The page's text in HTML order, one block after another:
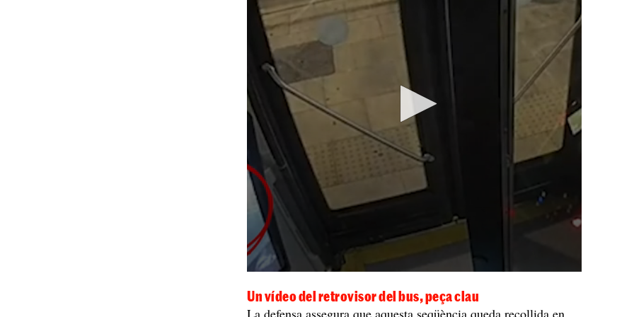
Un vídeo del retrovisor del bus, peça clau
La defensa assegura que aquesta seqüència queda recollida en